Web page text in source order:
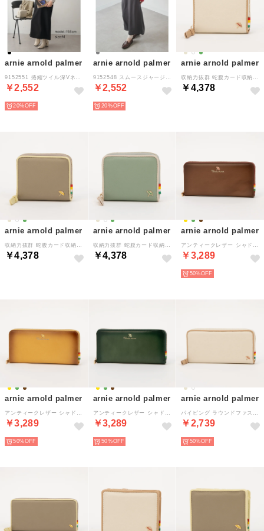
arnie arnold palmer
￥2,552
20%
arnie arnold palmer
￥2,552
20%
arnie arnold palmer
￥4,378
arnie arnold palmer
￥4,378
arnie arnold palmer
￥4,378
arnie arnold palmer
￥3,289
50%
arnie arnold palmer
￥3,289
50%
arnie arnold palmer
￥3,289
50%
arnie arnold palmer
￥2,739
50%